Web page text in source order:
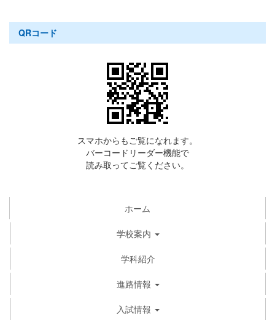
QRコード
スマホからもご覧になれます。
バーコードリーダー機能で
読み取ってご覧ください。
ホーム
学校案内
学科紹介
進路情報
入試情報